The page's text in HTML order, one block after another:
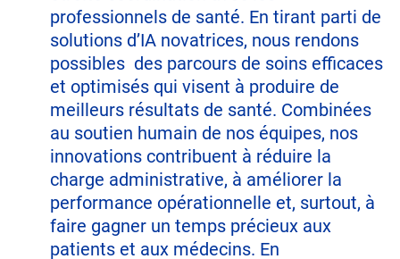
professionnels de santé. En tirant parti de
solutions d’IA novatrices, nous rendons
possibles des parcours de soins efficaces
et optimisés qui visent à produire de
meilleurs résultats de santé. Combinées
au soutien humain de nos équipes, nos
innovations contribuent à réduire la
charge administrative, à améliorer la
performance opérationnelle et, surtout, à
faire gagner un temps précieux aux
patients et aux médecins. En